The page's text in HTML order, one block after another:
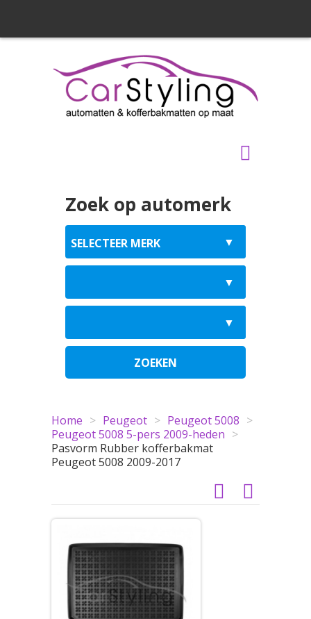
Zoek op automerk
ZOEKEN
Home > Peugeot > Peugeot 5008 >
Peugeot 5008 5-pers 2009-heden >
Pasvorm Rubber kofferbakmat
Peugeot 5008 2009-2017